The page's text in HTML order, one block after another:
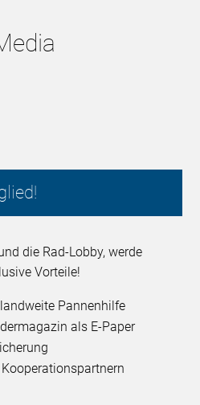
die Rad-Lobby, werde
Vorteile!
Pannenhilfe
als E-Paper